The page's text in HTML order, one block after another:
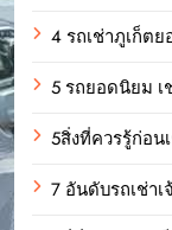
4 รถเช่าภูเก็ต
5 รถยอดนิยม เ
5สิ่งที่ควรรู้ก่อน
7 อันดับรถเช่าเ